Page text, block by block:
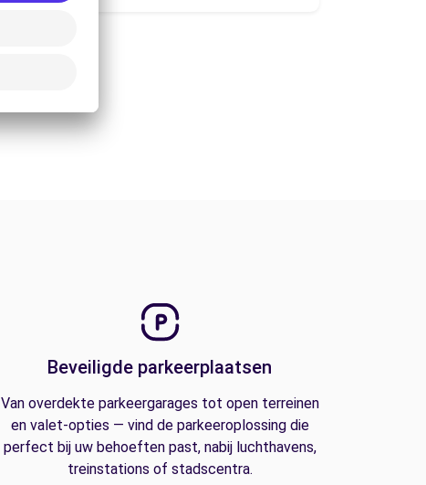
Beveiligde parkeerplaatsen
Van overdekte parkeergarages tot open terreinen
en valet-opties — vind de parkeeroplossing die
perfect bij uw behoeften past, nabij luchthavens,
treinstations of stadscentra.